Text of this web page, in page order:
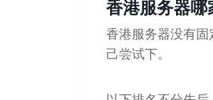
香港服务器哪
香港服务器没有
己尝试下。